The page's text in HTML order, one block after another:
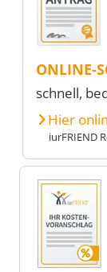
ONLINE-
schnell,
Hier
iurFRIEND